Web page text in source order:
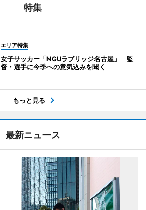
特集
エリア特集
女子サッカー「NGUラブリッジ名古屋」 監
督・選手に今季への意気込みを聞く
もっと見る
最新ニュース